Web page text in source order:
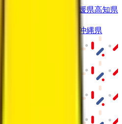
愛媛県高知県
沖縄県